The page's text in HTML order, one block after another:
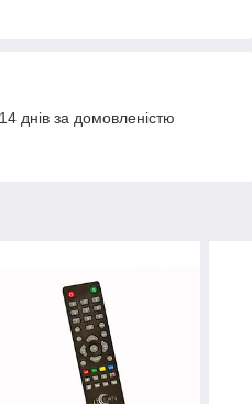
днів за домовленістю